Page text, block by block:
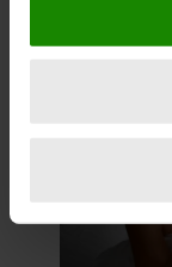
locatie, die
scannen op
verwerkt en stel
intrekken in de